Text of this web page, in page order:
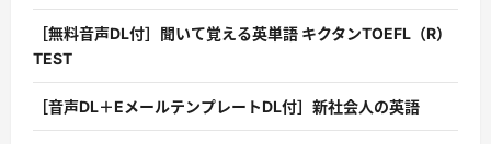
［無料音声DL付］聞いて覚える英単語 キクタンTOEFL（R）
TEST
［音声DL＋EメールテンプレートDL付］新社会人の英語